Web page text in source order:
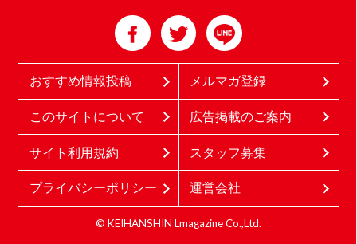
おすすめ情報投稿 メルマガ登録
このサイトについて 広告掲載のご案内
サイト利用規約 スタッフ募集
プライバシーポリシー 運営会社
© KEIHANSHIN Lmagazine Co.,Ltd.